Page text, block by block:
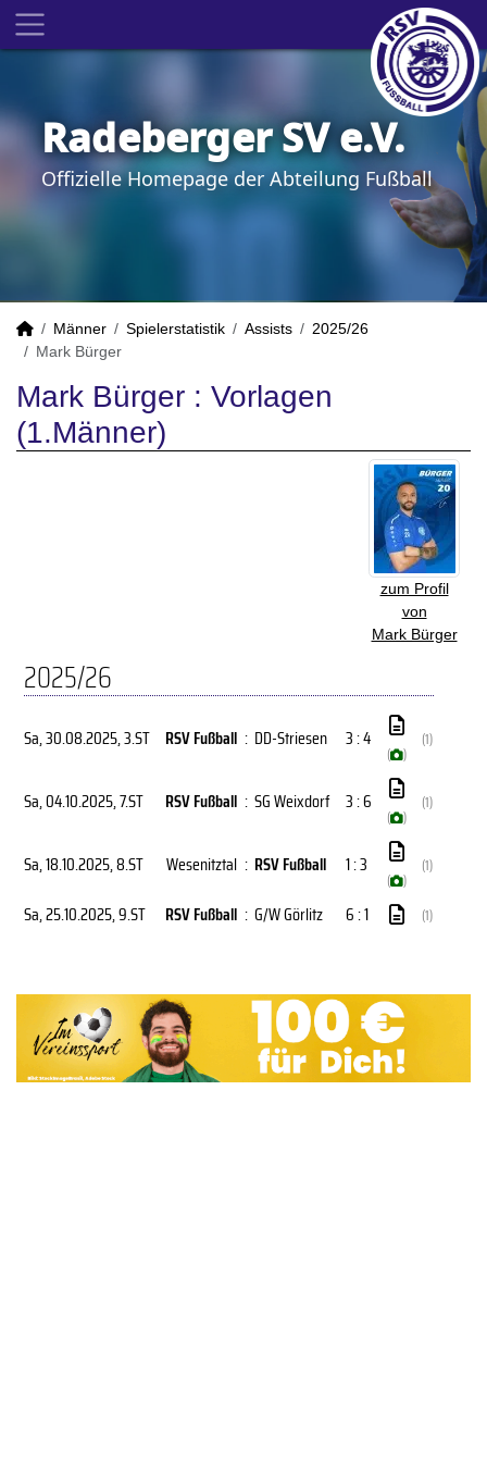
Radeberger SV e.V.
Offizielle Homepage der Abteilung Fußball
Männer Spielerstatistik Assists
2025/26
Mark Bürger
Mark Bürger : Vorlagen
(1.Männer)
zum Profil
von
Mark Bürger
2025/26
Sa, 30.08.2025, 3.ST RSV Fußball : DD-Striesen 3 : 4
( )
(1)
Sa, 04.10.2025, 7.ST RSV Fußball : SG Weixdorf 3 : 6
( )
(1)
Sa, 18.10.2025, 8.ST Wesenitztal : RSV Fußball 1 : 3
( )
(1)
Sa, 25.10.2025, 9.ST RSV Fußball : G/W Görlitz 6 : 1 (1)